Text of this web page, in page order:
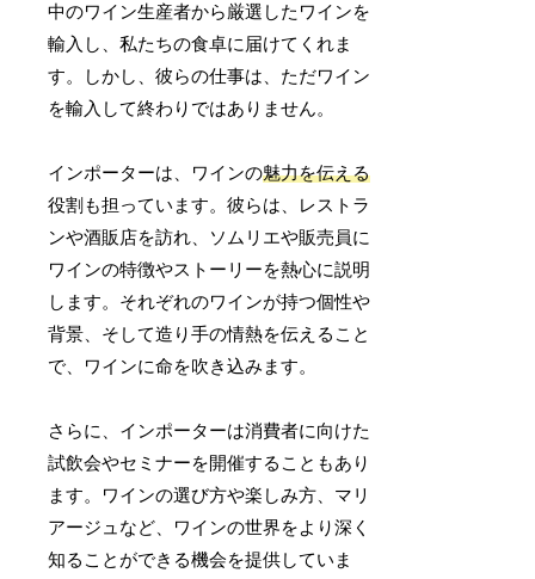
中のワイン生産者から厳選したワインを
輸入し、私たちの食卓に届けてくれま
す。しかし、彼らの仕事は、ただワイン
を輸入して終わりではありません。
インポーターは、ワインの魅力を伝える
役割も担っています。彼らは、レストラ
ンや酒販店を訪れ、ソムリエや販売員に
ワインの特徴やストーリーを熱心に説明
します。それぞれのワインが持つ個性や
背景、そして造り手の情熱を伝えること
で、ワインに命を吹き込みます。
さらに、インポーターは消費者に向けた
試飲会やセミナーを開催することもあり
ます。ワインの選び方や楽しみ方、マリ
アージュなど、ワインの世界をより深く
知ることができる機会を提供していま